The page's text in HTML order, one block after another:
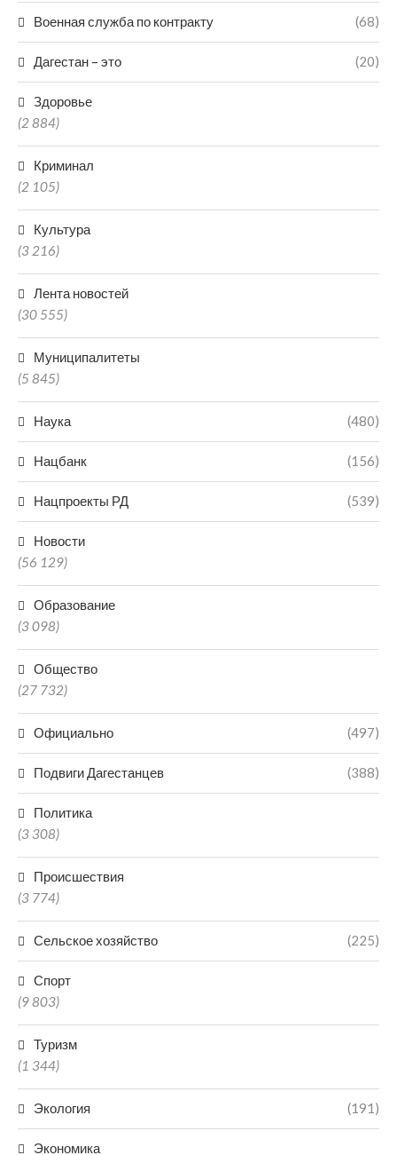
Военная служба по контракту (68)
Дагестан – это (20)
Здоровье
(2 884)
Криминал
(2 105)
Культура
(3 216)
Лента новостей
(30 555)
Муниципалитеты
(5 845)
Наука (480)
Нацбанк (156)
Нацпроекты РД (539)
Новости
(56 129)
Образование
(3 098)
Общество
(27 732)
Официально (497)
Подвиги Дагестанцев (388)
Политика
(3 308)
Происшествия
(3 774)
Сельское хозяйство (225)
Спорт
(9 803)
Туризм
(1 344)
Экология (191)
Экономика